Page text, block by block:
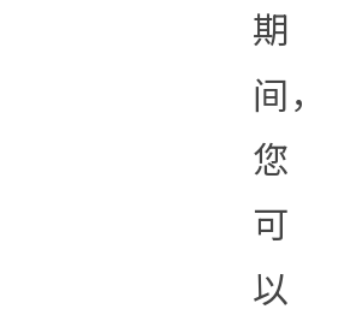
期
间，
您
可
以